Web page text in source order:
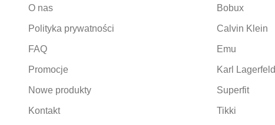
O nas
Polityka prywatności
FAQ
Promocje
Nowe produkty
Kontakt
Bobux
Calvin Klein
Emu
Karl Lagerfeld
Superfit
Tikki